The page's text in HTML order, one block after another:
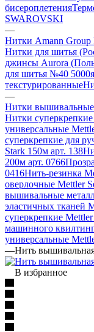
бисероплетения
SWAROVSKI
—
Нитки Amann
Нитки для шитья
джинсы Aurora
для шитья №40
текстурированные
—
Нитки вышивальные
Нитки
универсальные
суперкрепкие для
Stark 150м арт. 138
200м арт. 0766
0416Нить-резинка
оверлочные Mettler
вышивальные
эластичных тканей
суперкрепкие
машинного
универсальные
—Нить
В избранное